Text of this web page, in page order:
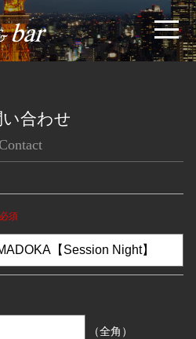
い合わせ
須
（全角）